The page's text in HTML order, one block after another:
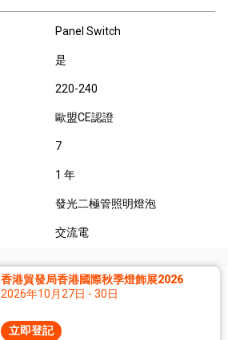
Panel Switch
是
220-240
歐盟CE認證
7
1 年
發光二極管照明燈泡
交流電
香港貿發局香港國際秋季燈飾展2026
2026年10月27日 - 30日
立即登記